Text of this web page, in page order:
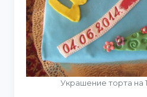
Украшение торта на